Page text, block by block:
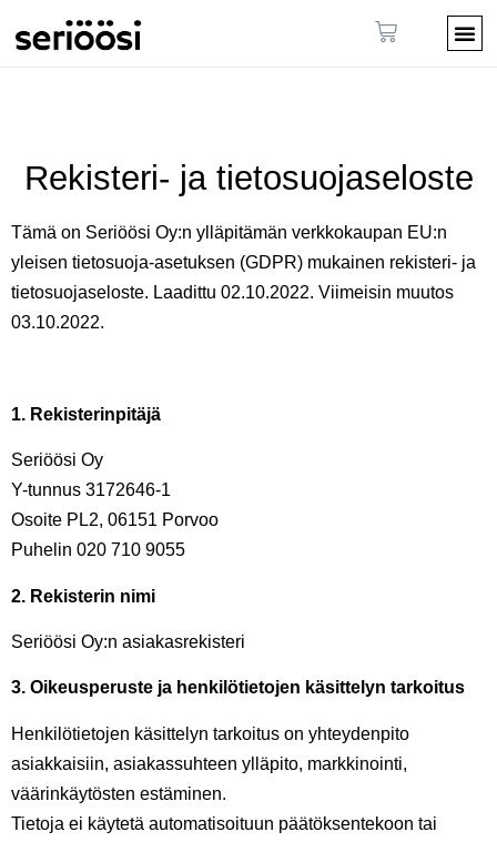
Rekisteri- ja tietosuojaseloste
Tämä on Seriöösi Oy:n ylläpitämän verkkokaupan EU:n
yleisen tietosuoja-asetuksen (GDPR) mukainen rekisteri- ja
tietosuojaseloste. Laadittu 02.10.2022. Viimeisin muutos
03.10.2022.
1. Rekisterinpitäjä
Seriöösi Oy
Y-tunnus 3172646-1
Osoite PL2, 06151 Porvoo
Puhelin 020 710 9055
2. Rekisterin nimi
Seriöösi Oy:n asiakasrekisteri
3. Oikeusperuste ja henkilötietojen käsittelyn tarkoitus
Henkilötietojen käsittelyn tarkoitus on yhteydenpito
asiakkaisiin, asiakassuhteen ylläpito, markkinointi,
väärinkäytösten estäminen.
Tietoja ei käytetä automatisoituun päätöksentekoon tai